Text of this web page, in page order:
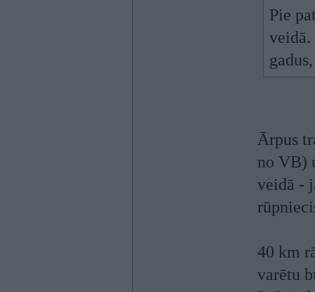
Pie
veidā.
Ārpus
no VB)
veidā -
40 km
varētu